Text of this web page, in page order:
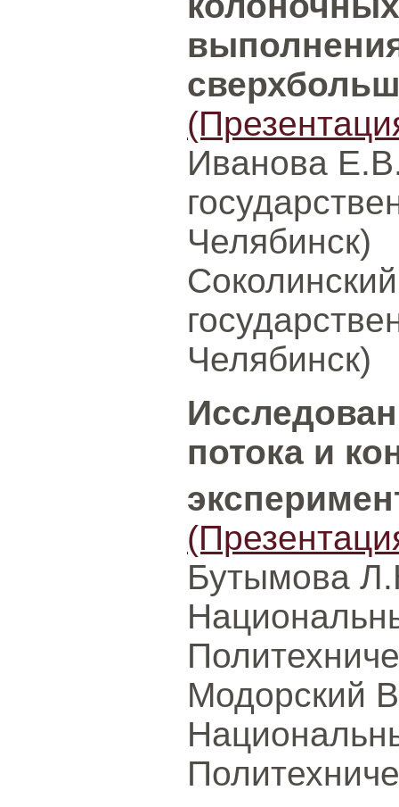
Иванова
Челябинск)
Челябинск)
потока и
Бутымова
Модорский